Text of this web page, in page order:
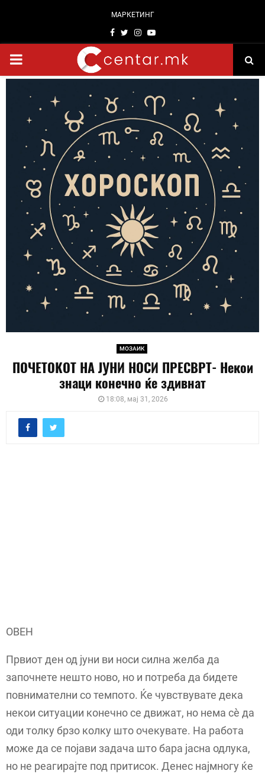
МАРКЕТИНГ
Facebook
TwitterInstagram
Youtube
PRIMARY
МОЗАИК
ПОЧЕТОКОТ НА ЈУНИ НОСИ ПРЕСВРТ- Некои
знаци конечно ќе здивнат
18:08, мај 31, 2026
ОВЕН
Првиот ден од јуни ви носи силна желба да
започнете нешто ново, но и потреба да бидете
повнимателни со темпото. Ќе чувствувате дека
некои ситуации конечно се движат, но нема сè да
оди толку брзо колку што очекувате. На работа
може да се појави задача што бара јасна одлука,
но не реагирајте под притисок. Денес најмногу ќе